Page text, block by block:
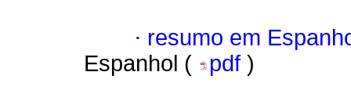
· resumo em
Espanhol (
pdf )